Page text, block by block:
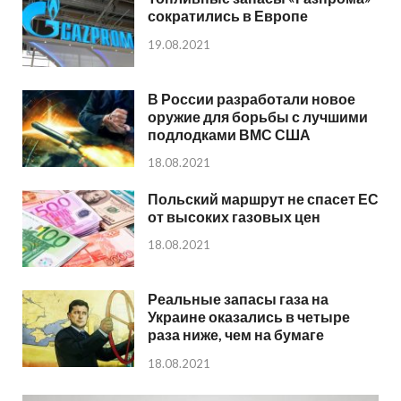
сократились в Европе
19.08.2021
В России разработали новое
оружие для борьбы с лучшими
подлодками ВМС США
18.08.2021
Польский маршрут не спасет ЕС
от высоких газовых цен
18.08.2021
Реальные запасы газа на
Украине оказались в четыре
раза ниже, чем на бумаге
18.08.2021